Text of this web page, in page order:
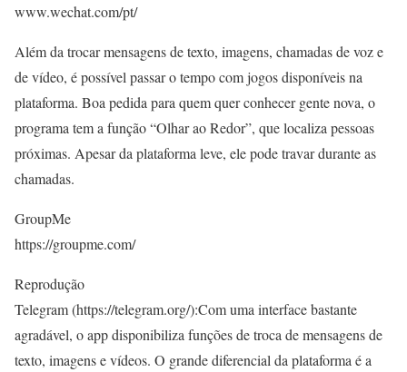
www.wechat.com/pt/
Além da trocar mensagens de texto, imagens, chamadas de voz e
de vídeo, é possível passar o tempo com jogos disponíveis na
plataforma. Boa pedida para quem quer conhecer gente nova, o
programa tem a função “Olhar ao Redor”, que localiza pessoas
próximas. Apesar da plataforma leve, ele pode travar durante as
chamadas.
GroupMe
https://groupme.com/
Reprodução
Telegram (https://telegram.org/):Com uma interface bastante
agradável, o app disponibiliza funções de troca de mensagens de
texto, imagens e vídeos. O grande diferencial da plataforma é a